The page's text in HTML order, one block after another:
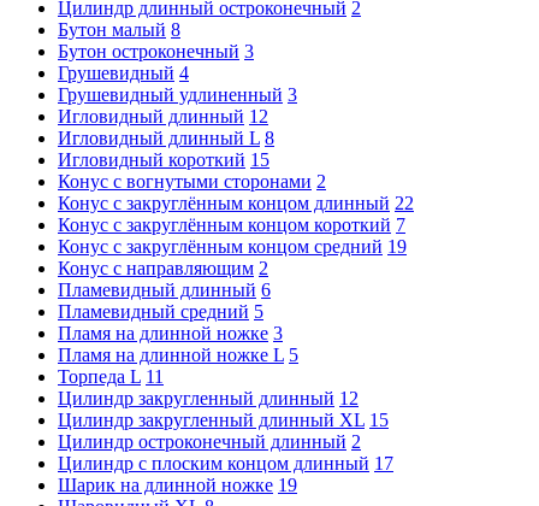
Цилиндр длинный остроконечный 2
Бутон малый 8
Бутон остроконечный 3
Грушевидный 4
Грушевидный удлиненный 3
Игловидный длинный 12
Игловидный длинный L 8
Игловидный короткий 15
Конус с вогнутыми сторонами 2
Конус с закруглённым концом длинный 22
Конус с закруглённым концом короткий 7
Конус с закруглённым концом средний 19
Конус с направляющим 2
Пламевидный длинный 6
Пламевидный средний 5
Пламя на длинной ножке 3
Пламя на длинной ножке L 5
Торпеда L 11
Цилиндр закругленный длинный 12
Цилиндр закругленный длинный XL 15
Цилиндр остроконечный длинный 2
Цилиндр с плоским концом длинный 17
Шарик на длинной ножке 19